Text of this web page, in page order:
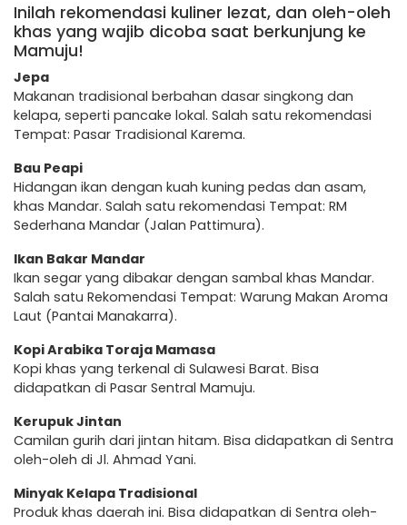
Inilah rekomendasi kuliner lezat, dan oleh-oleh
khas yang wajib dicoba saat berkunjung ke
Mamuju!
Jepa
Makanan tradisional berbahan dasar singkong dan
kelapa, seperti pancake lokal. Salah satu rekomendasi
Tempat: Pasar Tradisional Karema.
Bau Peapi
Hidangan ikan dengan kuah kuning pedas dan asam,
khas Mandar. Salah satu rekomendasi Tempat: RM
Sederhana Mandar (Jalan Pattimura).
Ikan Bakar Mandar
Ikan segar yang dibakar dengan sambal khas Mandar.
Salah satu Rekomendasi Tempat: Warung Makan Aroma
Laut (Pantai Manakarra).
Kopi Arabika Toraja Mamasa
Kopi khas yang terkenal di Sulawesi Barat. Bisa
didapatkan di Pasar Sentral Mamuju.
Kerupuk Jintan
Camilan gurih dari jintan hitam. Bisa didapatkan di Sentra
oleh-oleh di Jl. Ahmad Yani.
Minyak Kelapa Tradisional
Produk khas daerah ini. Bisa didapatkan di Sentra oleh-